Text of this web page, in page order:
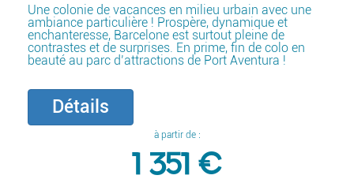
Une colonie de vacances en milieu urbain avec une
ambiance particulière ! Prospère, dynamique et
enchanteresse, Barcelone est surtout pleine de
contrastes et de surprises. En prime, fin de colo en
beauté au parc d’attractions de Port Aventura !
Détails
à partir de :
1 351 €